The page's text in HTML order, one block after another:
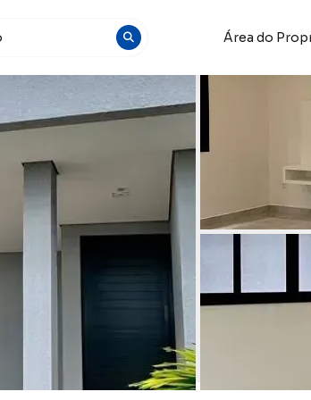
Área do